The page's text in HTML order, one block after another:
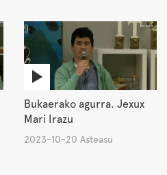
Bukaerako agurra. Jexux
Mari Irazu
2023-10-20 Asteasu